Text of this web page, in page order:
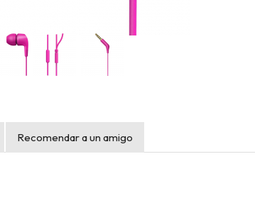
Recomendar a un amigo